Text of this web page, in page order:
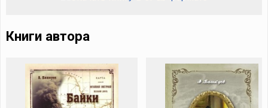
Книги автора